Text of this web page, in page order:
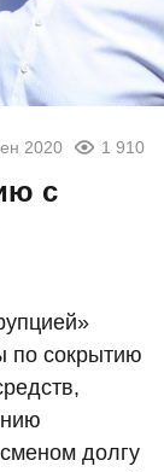
2020 1 910
с
по сокрытию
долгу